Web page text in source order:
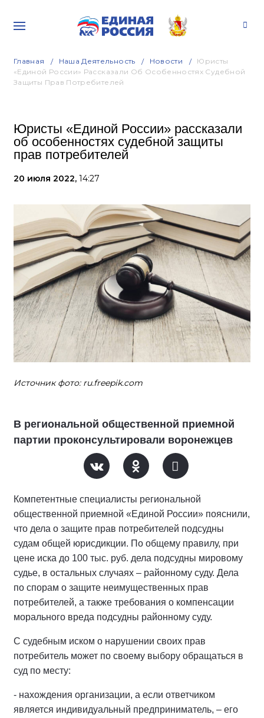
Главная Наша Деятельность Новости
Юристы
«Единой России» Рассказали Об Особенностях Судебной
Защиты Прав Потребителей
Юристы «Единой России» рассказали
об особенностях судебной защиты
прав потребителей
20 июля 2022, 14:27
Источник фото: ru.freepik.com
В региональной общественной приемной
партии проконсультировали воронежцев
Компетентные специалисты региональной
общественной приемной «Единой России» пояснили,
что дела о защите прав потребителей подсудны
судам общей юрисдикции. По общему правилу, при
цене иска до 100 тыс. руб. дела подсудны мировому
судье, в остальных случаях – районному суду. Дела
по спорам о защите неимущественных прав
потребителей, а также требования о компенсации
морального вреда подсудны районному суду.
С судебным иском о нарушении своих прав
потребитель может по своему выбору обращаться в
суд по месту:
- нахождения организации, а если ответчиком
является индивидуальный предприниматель, – его